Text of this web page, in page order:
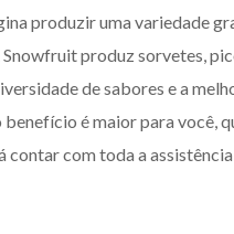
produzir uma variedade
produz sorvetes,
de sabores e a
é maior para você,
contar com toda a